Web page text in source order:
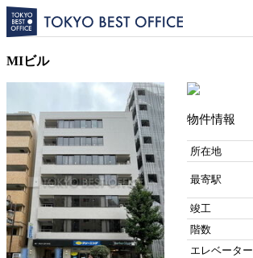
MIビル
物件情報
所在地
最寄駅
竣工
階数
エレベーター